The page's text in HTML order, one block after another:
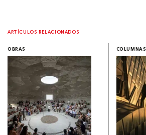
ARTÍCULOS RELACIONADOS
OBRAS COLUMNAS